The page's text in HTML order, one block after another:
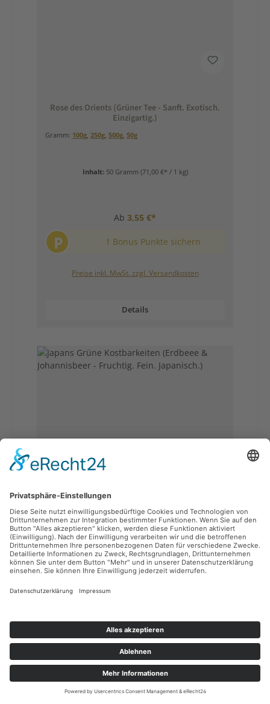
Rose des Orients (Grüner Tee - Sanft. Exotisch.
Einzigartig.)
Gramm: 100g, 250g, 500g, 50g
Inhalt: 50 Gramm (71,00 €* / 1 kg)
Ab 3,55 €*
P 1 Bonus Punkte sichern
Preise inkl. MwSt. zzgl. Versandkosten
Details
Japans Grüne Kostbarkeiten (Erdbeee &
Johannisbeer - Fruchtig. Fein. Japanisch.)
Gramm:100g,250g,500g ,50g
Inhalt: 50 Gramm(66,00 €* / 1 kg)
P 1 Bonus Punkte sichern
Preise inkl. MwSt. zzgl. Versandkosten